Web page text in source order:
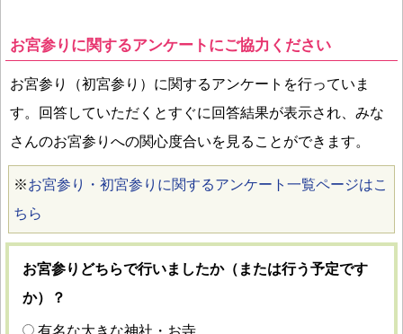
お宮参りに関するアンケートにご協力ください
お宮参り（初宮参り）に関するアンケートを行っていま
す。回答していただくとすぐに回答結果が表示され、みな
さんのお宮参りへの関心度合いを見ることができます。
※お宮参り・初宮参りに関するアンケート一覧ページはこ
ちら
お宮参りどちらで行いましたか（または行う予定です
か）？
有名な大きな神社・お寺